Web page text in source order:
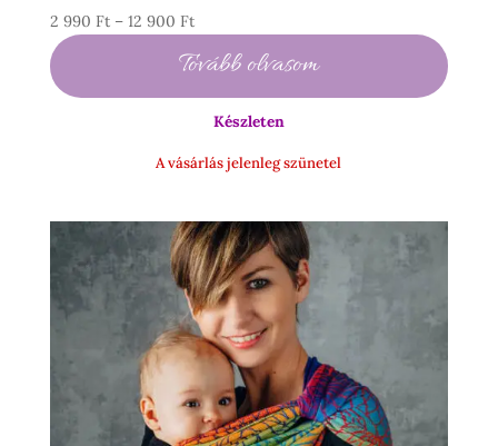
2 990 Ft – 12 900 FtÁrtartomány:
990 Ft
-
Tovább olvasom
Készleten
A vásárlás jelenleg szünetel